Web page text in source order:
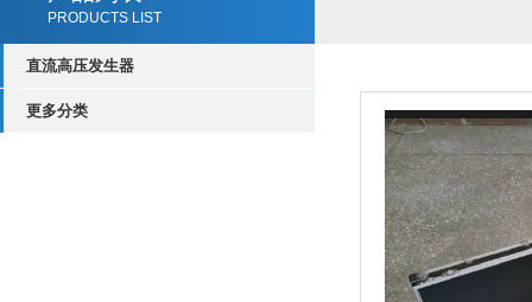
PRODUCTS LIST
直流高压发生器
更多分类